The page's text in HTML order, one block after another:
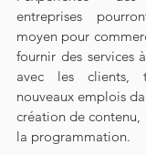
entreprises
moyen pour
fournir des services
avec les clients,
nouveaux emplois
création de
la programmation.